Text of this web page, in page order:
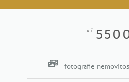
KČ 5500
fotografie